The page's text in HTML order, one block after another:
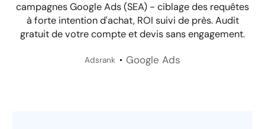
campagnes Google Ads (SEA) - ciblage des requêtes
à forte intention d'achat, ROI suivi de près. Audit
gratuit de votre compte et devis sans engagement.
Adsrank Google Ads